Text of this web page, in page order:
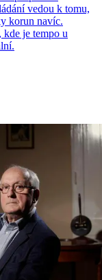
vedou k tomu,
korun navíc.
kde je tempo u